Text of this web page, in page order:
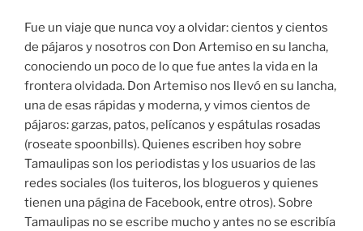
Fue un viaje que nunca voy a olvidar: cientos y cientos
de pájaros y nosotros con Don Artemiso en su lancha,
conociendo un poco de lo que fue antes la vida en la
frontera olvidada. Don Artemiso nos llevó en su lancha,
una de esas rápidas y moderna, y vimos cientos de
pájaros: garzas, patos, pelícanos y espátulas rosadas
(roseate spoonbills). Quienes escriben hoy sobre
Tamaulipas son los periodistas y los usuarios de las
redes sociales (los tuiteros, los blogueros y quienes
tienen una página de Facebook, entre otros). Sobre
Tamaulipas no se escribe mucho y antes no se escribía